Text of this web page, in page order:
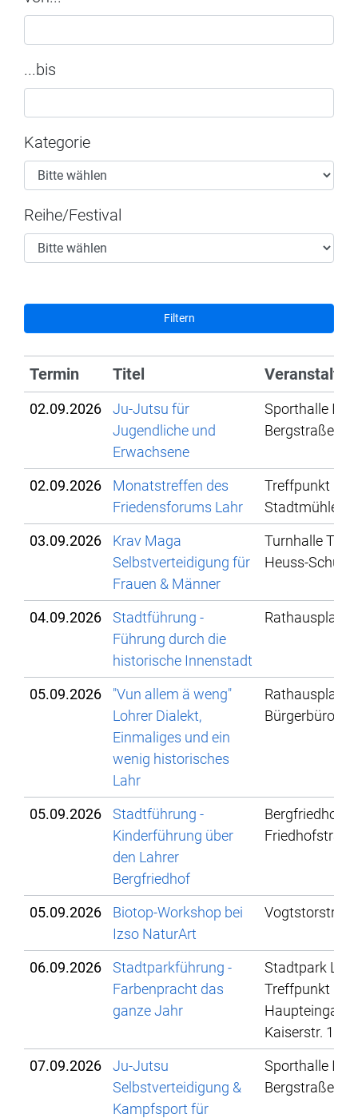
...bis
Kategorie
Reihe/Festival
Filtern
Termin Titel
02.09.2026
Ju-Jutsu für
Jugendliche und
Erwachsene
Sporthalle IBG,
Bergstraße 78
02.09.2026
Monatstreffen des
Friedensforums Lahr
Treffpunkt
Stadtmühle
03.09.2026
Krav Maga
Selbstverteidigung für
Frauen & Männer
Turnhalle
Heuss-Schule
04.09.2026
Stadtführung -
Führung durch die
historische Innenstadt
Rathausplatz
05.09.2026
"Vun allem ä weng"
Lohrer Dialekt,
Einmaliges und ein
wenig historisches
Lahr
Rathausplatz,
Bürgerbüro
05.09.2026
Stadtführung -
Kinderführung über
den Lahrer
Bergfriedhof
Bergfriedhof
05.09.2026
Biotop-Workshop bei
Izso NaturArt
Vogtstorstr. 3
06.09.2026
Stadtparkführung -
Farbenpracht das
ganze Jahr
Stadtpark
Treffpunkt
Haupteingang,
Kaiserstr. 103
07.09.2026
Ju-Jutsu
Selbstverteidigung &
Kampfsport für
Sporthalle IBG,
Bergstraße 78